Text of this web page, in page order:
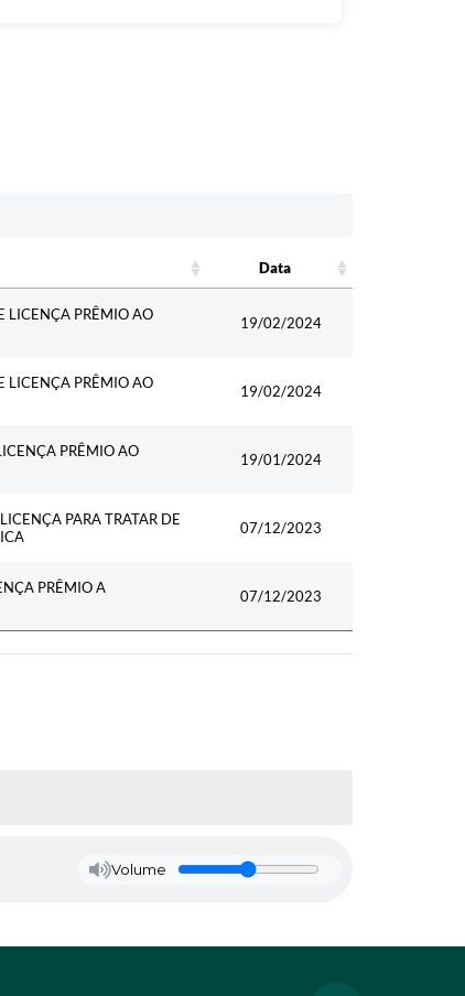
Data
LICENÇA PRÊMIO AO
19/02/2024
LICENÇA PRÊMIO AO
19/02/2024
PRÊMIO AO
19/01/2024
PARA TRATAR DE
07/12/2023
PRÊMIO A
07/12/2023
Volume